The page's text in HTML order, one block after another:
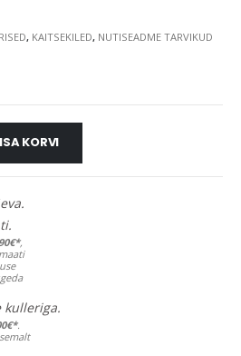
, KAITSEKILED, NUTISEADME TARVIKUD
KORVI
,
kulleriga.
.